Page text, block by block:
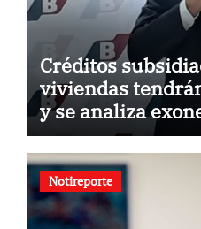
Créditos
viviendas
y se analiza
aranceles
Notireporte